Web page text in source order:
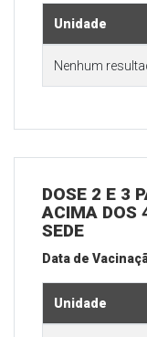
Unidade
Nenhum
DOSE 2 E 3
ACIMA DOS
SEDE
Data de
Unidade